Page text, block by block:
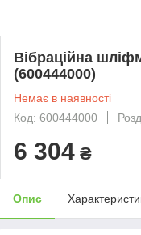
Вібраційна
(600444000)
Немає в наявності
Код: 600444000
6 304 ₴
Опис